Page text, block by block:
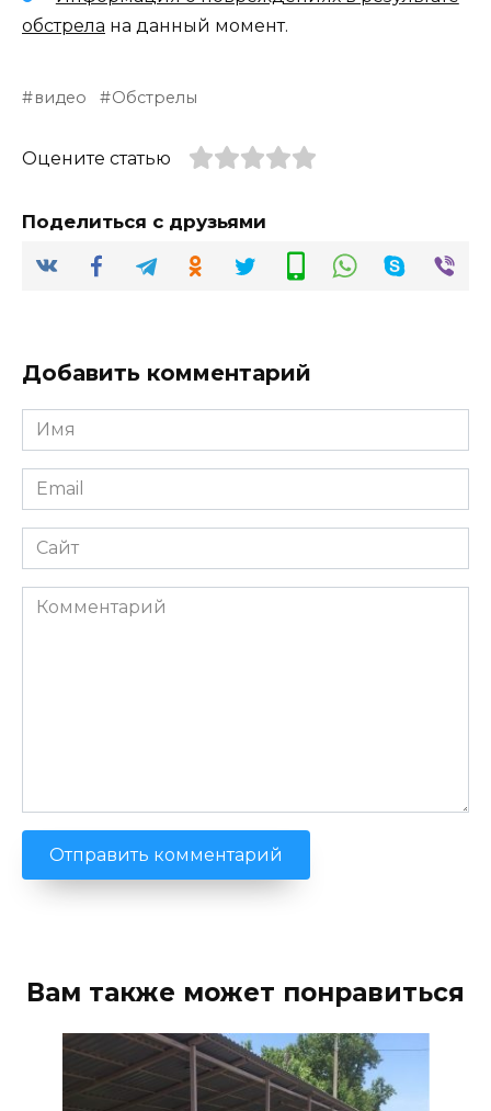
обстрела на данный момент.
видео Обстрелы
Оцените статью
Поделиться с друзьями
Добавить комментарий
Имя
*
Email
*
Сайт
Комментарий
Вам также может понравиться